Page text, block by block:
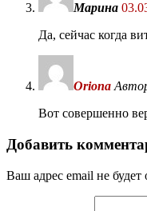
Марина
Да, сейчас когда
Oriona
Вот совершенно
Добавить
Ваш адрес email не будет